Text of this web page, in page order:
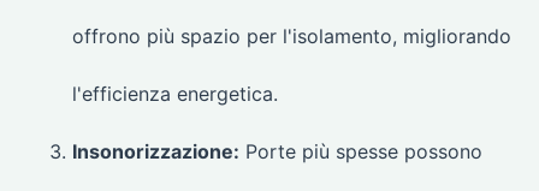
offrono più spazio per l'isolamento, migliorando
l'efficienza energetica.
Insonorizzazione: Porte più spesse possono